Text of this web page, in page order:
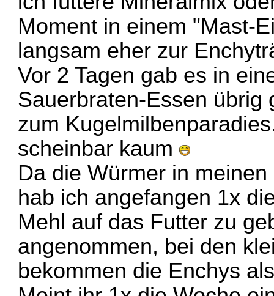
Moment in einem "Mast-
langsam eher zur
Vor 2 Tagen gab es in
Sauerbraten-Essen übrig
zum
scheinbar kaum
Da die Würmer in
hab ich angefangen 1x
Mehl auf das Futter zu
angenommen, bei den
bekommen die Enchys